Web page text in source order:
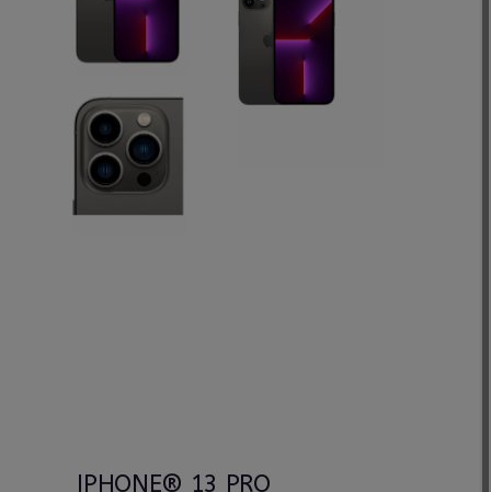
IPHONE® 13 PRO